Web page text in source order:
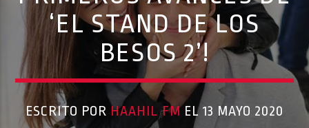
PROGRAMA ACTUAL
‘EL STAND DE LOS
BESOS 2’!
ESCRITO POR HAAHIL FMEL 13 MAYO 2020